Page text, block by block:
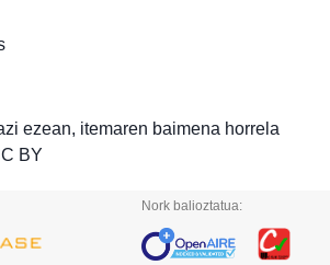
ezean, itemaren baimena horrela
BY
Nork balioztatua: